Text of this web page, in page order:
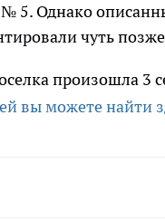
5. Однако
чуть
произошла
вы можете найти